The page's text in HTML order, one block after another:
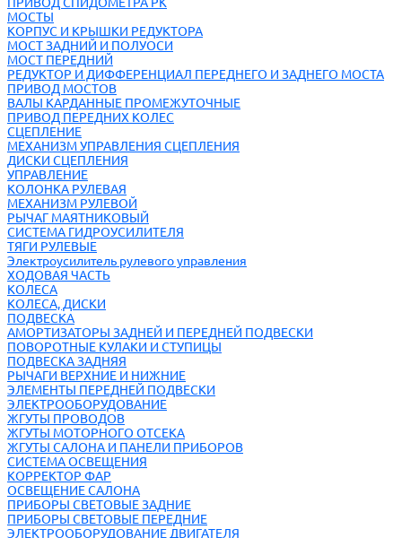
ПРИВОД СПИДОМЕТРА РК
МОСТЫ
КОРПУС И КРЫШКИ РЕДУКТОРА
МОСТ ЗАДНИЙ И ПОЛУОСИ
МОСТ ПЕРЕДНИЙ
РЕДУКТОР И ДИФФЕРЕНЦИАЛ ПЕРЕДНЕГО И ЗАДНЕГО МОСТА
ПРИВОД МОСТОВ
ВАЛЫ КАРДАННЫЕ ПРОМЕЖУТОЧНЫЕ
ПРИВОД ПЕРЕДНИХ КОЛЕС
СЦЕПЛЕНИЕ
МЕХАНИЗМ УПРАВЛЕНИЯ СЦЕПЛЕНИЯ
ДИСКИ СЦЕПЛЕНИЯ
УПРАВЛЕНИЕ
КОЛОНКА РУЛЕВАЯ
МЕХАНИЗМ РУЛЕВОЙ
РЫЧАГ МАЯТНИКОВЫЙ
СИСТЕМА ГИДРОУСИЛИТЕЛЯ
ТЯГИ РУЛЕВЫЕ
Электроусилитель рулевого управления
ХОДОВАЯ ЧАСТЬ
КОЛЕСА
КОЛЕСА, ДИСКИ
ПОДВЕСКА
АМОРТИЗАТОРЫ ЗАДНЕЙ И ПЕРЕДНЕЙ ПОДВЕСКИ
ПОВОРОТНЫЕ КУЛАКИ И СТУПИЦЫ
ПОДВЕСКА ЗАДНЯЯ
РЫЧАГИ ВЕРХНИЕ И НИЖНИЕ
ЭЛЕМЕНТЫ ПЕРЕДНЕЙ ПОДВЕСКИ
ЭЛЕКТРООБОРУДОВАНИЕ
ЖГУТЫ ПРОВОДОВ
ЖГУТЫ МОТОРНОГО ОТСЕКА
ЖГУТЫ САЛОНА И ПАНЕЛИ ПРИБОРОВ
СИСТЕМА ОСВЕЩЕНИЯ
КОРРЕКТОР ФАР
ОСВЕЩЕНИЕ САЛОНА
ПРИБОРЫ СВЕТОВЫЕ ЗАДНИЕ
ПРИБОРЫ СВЕТОВЫЕ ПЕРЕДНИЕ
ЭЛЕКТРООБОРУДОВАНИЕ ДВИГАТЕЛЯ